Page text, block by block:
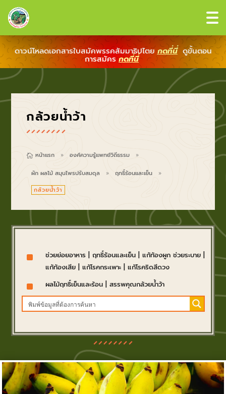
ดาวน์โหลดเอกสารใบสมัคพรรคสัมมาธิปไตย กดที่นี่ ดูขั้นตอน
การสมัครกดที่นี่
กล้วยน้ำว้า
 หน้าแรก 9 องค์ความรู้แพทย์วิถีธรรม 9
ผัก ผลไม้ สมุนไพรปรับสมดุล 9 ฤทธิ์ร้อนและเย็น 9
กล้วยน้ำว้า
^ ช่วยย่อยอาหาร| ฤทธิ์ร้อนและเย็น| แก้ท้องผูก ช่วยระบาย|
แก้ท้องเสีย| แก้โรคกระเพาะ| แก้โรคริดสีดวง
^ ผลไม้ฤทธิ์เย็นและร้อน| สรรพคุณกล้วยน้ำว้า